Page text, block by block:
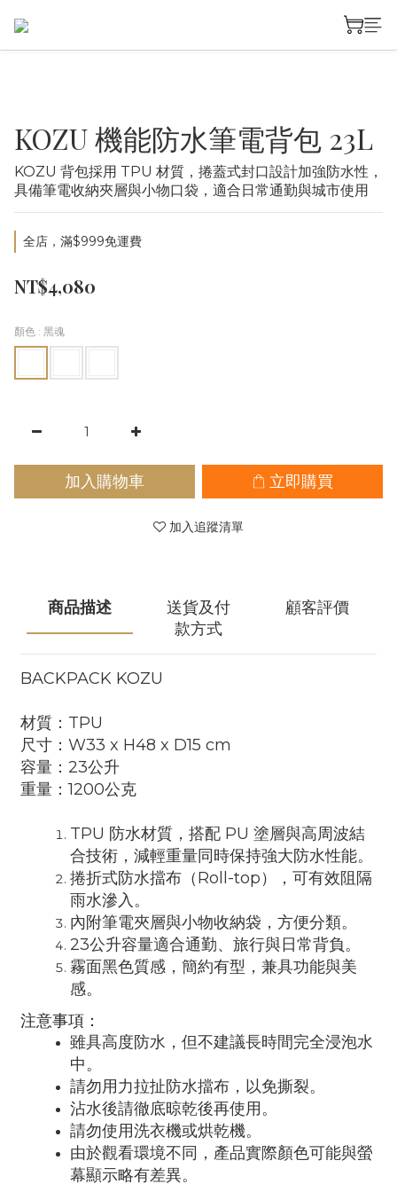
KOZU 機能防水筆電背包 23L
KOZU 背包採用 TPU 材質，捲蓋式封口設計加強防水性，
具備筆電收納夾層與小物口袋，適合日常通勤與城市使用
全店，滿$999免運費
NT$4,080
顏色 : 黑魂
加入購物車 立即購買
加入追蹤清單
商品描述
送貨及付
款方式
顧客評價
BACKPACK KOZU
材質：TPU
尺寸：W33 x H48 x D15 cm
容量：23公升
重量：1200公克
TPU 防水材質，搭配 PU 塗層與高周波結
合技術，減輕重量同時保持強大防水性能。
捲折式防水擋布（Roll-top），可有效阻隔
雨水滲入。
內附筆電夾層與小物收納袋，方便分類。
23公升容量適合通勤、旅行與日常背負。
霧面黑色質感，簡約有型，兼具功能與美
感。
注意事項：
雖具高度防水，但不建議長時間完全浸泡水
中。
請勿用力拉扯防水擋布，以免撕裂。
沾水後請徹底晾乾後再使用。
請勿使用洗衣機或烘乾機。
由於觀看環境不同，產品實際顏色可能與螢
幕顯示略有差異。